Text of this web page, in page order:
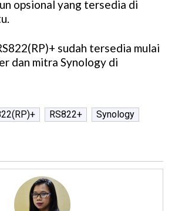
opsional yang tersedia di
sudah tersedia mulai
dan mitra Synology di
RS822+ Synology